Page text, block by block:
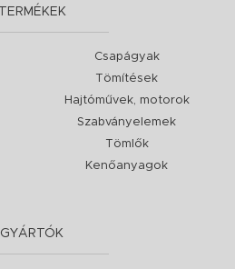
TERMÉKEK
Csapágyak
Tömítések
Hajtóművek, motorok
Szabványelemek
Tömlők
Kenőanyagok
GYÁRTÓK